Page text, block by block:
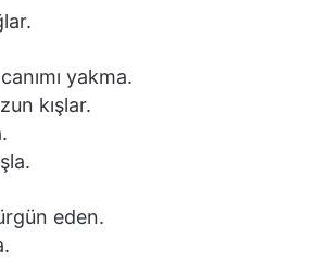
yakma.
kışlar.
eden.